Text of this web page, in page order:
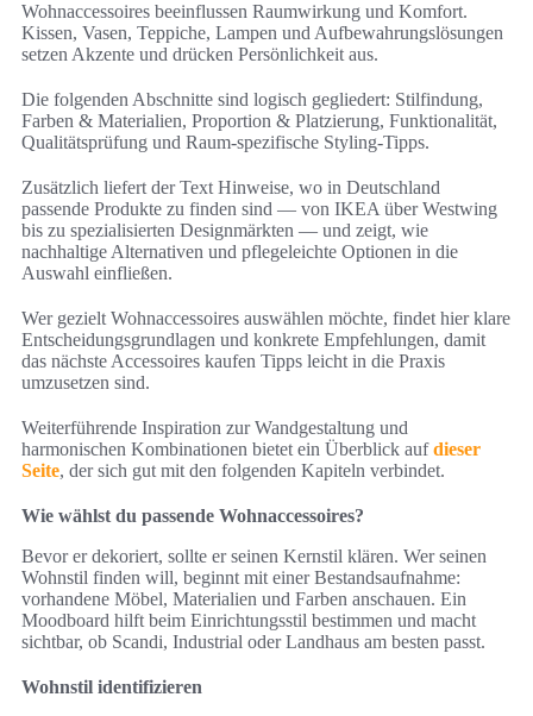
Wohnaccessoires beeinflussen Raumwirkung und Komfort.
Kissen, Vasen, Teppiche, Lampen und Aufbewahrungslösungen
setzen Akzente und drücken Persönlichkeit aus.
Die folgenden Abschnitte sind logisch gegliedert: Stilfindung,
Farben & Materialien, Proportion & Platzierung, Funktionalität,
Qualitätsprüfung und Raum-spezifische Styling-Tipps.
Zusätzlich liefert der Text Hinweise, wo in Deutschland
passende Produkte zu finden sind — von IKEA über Westwing
bis zu spezialisierten Designmärkten — und zeigt, wie
nachhaltige Alternativen und pflegeleichte Optionen in die
Auswahl einfließen.
Wer gezielt Wohnaccessoires auswählen möchte, findet hier klare
Entscheidungsgrundlagen und konkrete Empfehlungen, damit
das nächste Accessoires kaufen Tipps leicht in die Praxis
umzusetzen sind.
Weiterführende Inspiration zur Wandgestaltung und
harmonischen Kombinationen bietet ein Überblick aufdieser
Seite, der sich gut mit den folgenden Kapiteln verbindet.
Wie wählst du passende Wohnaccessoires?
Bevor er dekoriert, sollte er seinen Kernstil klären. Wer seinen
Wohnstil finden will, beginnt mit einer Bestandsaufnahme:
vorhandene Möbel, Materialien und Farben anschauen. Ein
Moodboard hilft beim Einrichtungsstil bestimmen und macht
sichtbar, ob Scandi, Industrial oder Landhaus am besten passt.
Wohnstil identifizieren